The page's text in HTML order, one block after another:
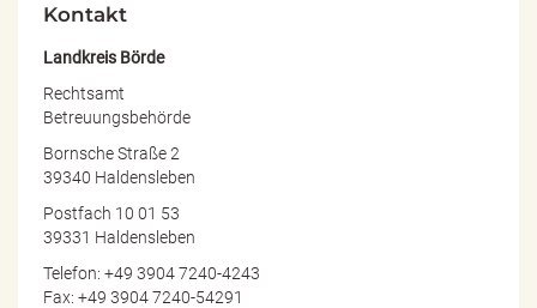
Kontakt
Landkreis Börde
Rechtsamt
Betreuungsbehörde
Bornsche Straße 2
39340 Haldensleben
Postfach 10 01 53
39331 Haldensleben
Telefon: +49 3904 7240-4243
Fax: +49 3904 7240-54291